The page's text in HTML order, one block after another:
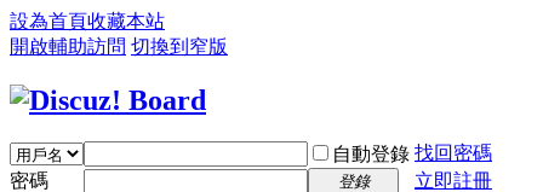
設為首頁收藏本站
開啟輔助訪問 切換到窄版
自動登錄 找回密碼
密碼
登錄
立即註冊